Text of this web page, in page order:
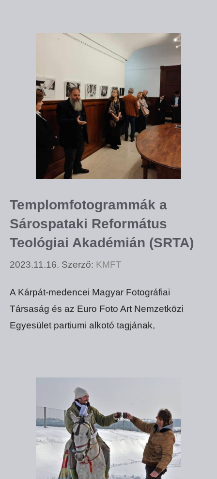
Templomfotogrammák a
Sárospataki Református
Teológiai Akadémián (SRTA)
2023.11.16. Szerző: KMFT
A Kárpát-medencei Magyar Fotográfiai
Társaság és az Euro Foto Art Nemzetközi
Egyesület partiumi alkotó tagjának,